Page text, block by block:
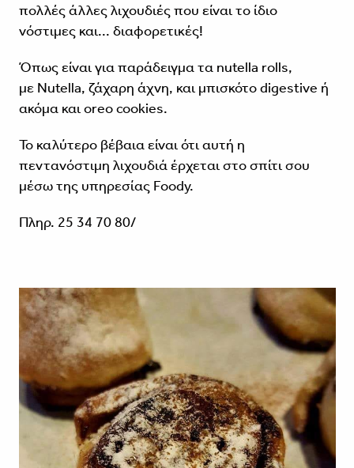
πολλές άλλες λιχουδιές που είναι το ίδιο
νόστιμες και... διαφορετικές!
Όπως είναι για παράδειγμα τα nutella rolls,
με Nutella, ζάχαρη άχνη, και μπισκότο digestive ή
ακόμα και oreo cookies.
Το καλύτερο βέβαια είναι ότι αυτή η
πεντανόστιμη λιχουδιά έρχεται στο σπίτι σου
μέσω της υπηρεσίας Foody.
Πληρ. 25 34 70 80/